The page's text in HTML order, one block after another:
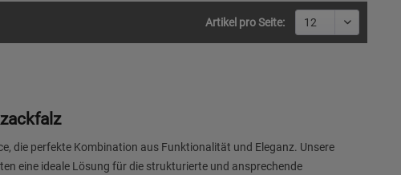
Artikel pro Seite:
die perfekte Kombination aus Funktionalität und Eleganz. Unsere
eine ideale Lösung für die strukturierte und ansprechende